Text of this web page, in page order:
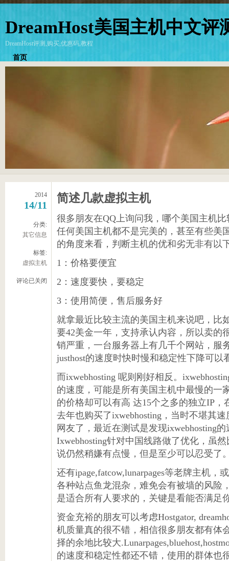
DreamHost美国主机中文评
DreamHost评测,购买,优惠码,教程
首页
2014
14/11
分类:
其它信息
标签:
虚拟主机
评论已关闭
简述几款虚拟主机
很多朋友在QQ上询问我，哪个美国主机
任何美国主机都不是完美的，甚至有些美
的角度来看，判断主机的优和劣无非有以
1：价格要便宜
2：速度要快，要稳定
3：使用简便，售后服务好
就拿最近比较主流的美国主机来说吧，比
要42美金一年，支持承认内容，所以卖的
销严重，一台服务器上有几千个网站，服
justhost的速度时快时慢和稳定性下降可以
而ixwebhosting 呢则刚好相反。
的速度，可能是所有美国主机中最慢的一
的价格却可以有高 达15个之多的独立IP
去年也购买了ixwebhosting，当时不堪其
网友了，最近在测试是发现ixwebhosting
Ixwebhosting针对中国线路做了优化，虽
说仍然稍嫌有点慢，但是至少可以忍受了
还有ipage,fatcow,lunarpages等老牌主机
各种站点鱼龙混杂，难免会有被墙的风险
是适合所有人要求的，关键是看能否满足
资金充裕的朋友可以考虑Hostgator,
机质量真的很不错，相信很多朋友都有体
择的余地比较大
的速度和稳定性都还不错，使用的群体也